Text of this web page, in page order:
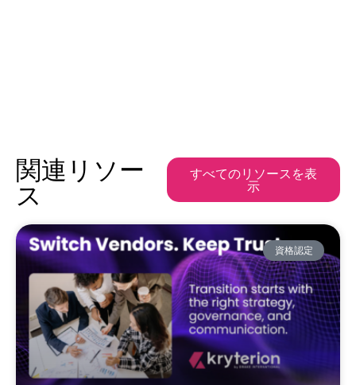
関連リソー
ス
すべてのリソースを表
示
資格認定